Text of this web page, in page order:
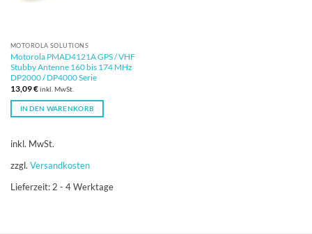
MOTOROLA SOLUTIONS
Motorola PMAD4121A GPS / VHF
Stubby Antenne 160 bis 174 MHz
DP2000 / DP4000 Serie
13,09€inkl. MwSt.
IN DEN WARENKORB
inkl. MwSt.
zzgl. Versandkosten
Lieferzeit:2 - 4 Werktage